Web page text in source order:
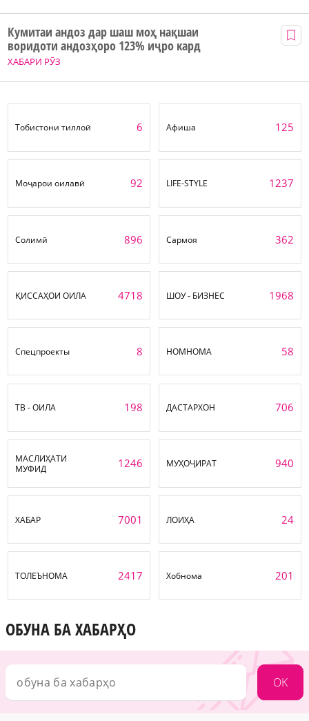
ХАБАРИ РӮЗ
Кумитаи андоз дар шаш моҳ нақшаи
воридоти андозҳоро 123% иҷро кард
Тобистони тиллоӣ 6 Афиша 125
Моҷарои оилавӣ 92 LIFE-STYLE 1237
Солимӣ 896 Сармоя 362
ҚИССАҲОИ ОИЛА 4718 ШОУ - БИЗНЕС 1968
Спецпроекты 8 НОМНОМА 58
ТВ - ОИЛА 198 ДАСТАРХОН 706
МАСЛИҲАТИ
МУФИД
1246 МУҲОҶИРАТ 940
ХАБАР 7001 ЛОИҲА 24
ТОЛЕЪНОМА 2417 Хобнома 201
ОБУНА БА ХАБАРҲО
OK